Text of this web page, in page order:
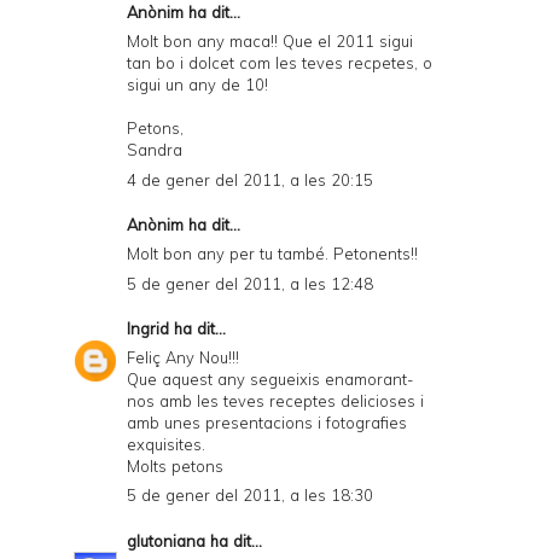
Anònim ha dit...
Molt bon any maca!! Que el 2011 sigui
tan bo i dolcet com les teves recpetes, o
sigui un any de 10!
Petons,
Sandra
4 de gener del 2011, a les 20:15
Anònim ha dit...
Molt bon any per tu també. Petonents!!
5 de gener del 2011, a les 12:48
Ingrid ha dit...
Feliç Any Nou!!!
Que aquest any segueixis enamorant-
nos amb les teves receptes delicioses i
amb unes presentacions i fotografies
exquisites.
Molts petons
5 de gener del 2011, a les 18:30
glutoniana ha dit...